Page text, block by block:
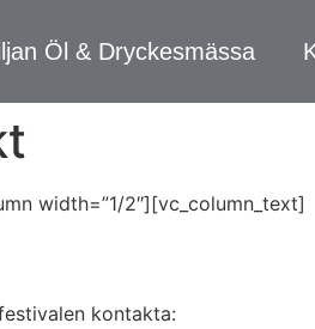
Öl & Dryckesmässa
width=”1/2″][vc_column_text]
kontakta: